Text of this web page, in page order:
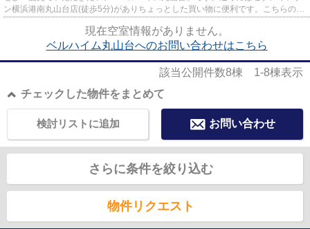
ン横浜港南丸山台店(徒歩5分)がありちょっとした買い物に便利です。こちらの物
現在空室情報がありません。
ベルハイム丸山台へのお問い合わせはこちら
該当公開件数8棟 1-8棟表示
チェックした物件をまとめて
お問い合わせ
検討リストに追加
さらに条件を絞り込む
物件リクエスト